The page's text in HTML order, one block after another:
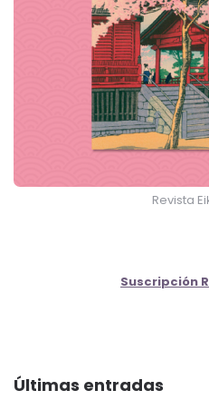
Revista
Suscripción
Últimas entradas